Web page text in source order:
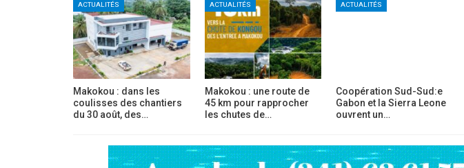
ACTUALITÉS
Makokou : dans les
coulisses des chantiers
du 30 août, des…
ACTUALITÉS
Makokou : une route de
45 km pour rapprocher
les chutes de…
ACTUALITÉS
Coopération Sud-Sud:e
Gabon et la Sierra Leone
ouvrent un…